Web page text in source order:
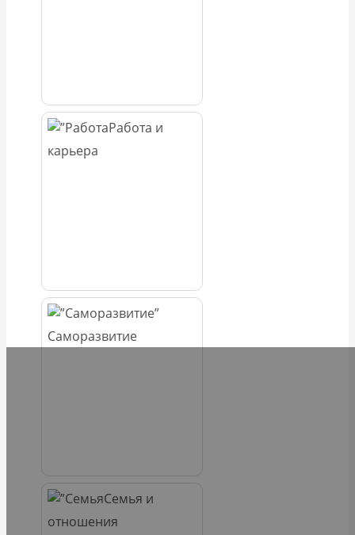
Работа и
карьера
Саморазвитие
Семья и
отношения